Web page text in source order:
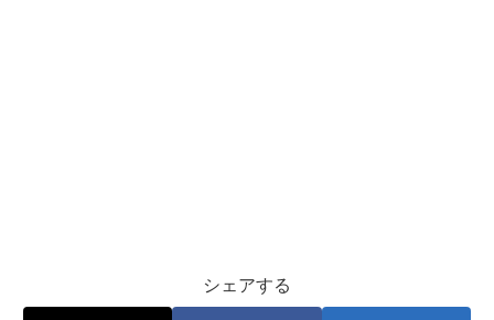
シェアする